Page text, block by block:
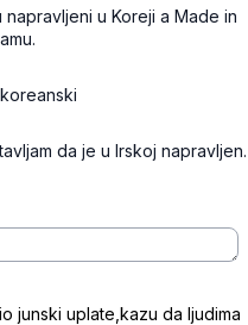
u Koreji a Made in
da je u Irskoj napravljen.
junski uplate,kazu da ljudima